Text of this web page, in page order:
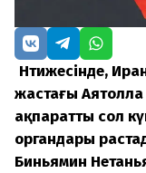
Нәтижесінде,
жастағы
ақпаратты сол
органдары
Биньямин